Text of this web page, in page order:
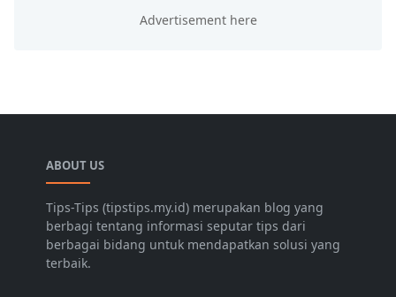
ABOUT US
Tips-Tips (tipstips.my.id) merupakan blog yang
berbagi tentang informasi seputar tips dari
berbagai bidang untuk mendapatkan solusi yang
terbaik.